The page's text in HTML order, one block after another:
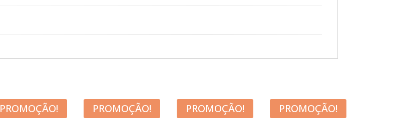
PROMOÇÃO! PROMOÇÃO! PROMOÇÃO! PROMOÇÃO!